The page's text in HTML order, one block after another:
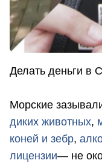
Делать деньги в
Морские
диких животных,
коней и зебр,
лицензии— не